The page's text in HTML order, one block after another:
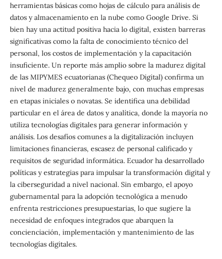
herramientas básicas como hojas de cálculo para análisis de
datos y almacenamiento en la nube como Google Drive. Si
bien hay una actitud positiva hacia lo digital, existen barreras
significativas como la falta de conocimiento técnico del
personal, los costos de implementación y la capacitación
insuficiente. Un reporte más amplio sobre la madurez digital
de las MIPYMES ecuatorianas (Chequeo Digital) confirma un
nivel de madurez generalmente bajo, con muchas empresas
en etapas iniciales o novatas. Se identifica una debilidad
particular en el área de datos y analítica, donde la mayoría no
utiliza tecnologías digitales para generar información y
análisis. Los desafíos comunes a la digitalización incluyen
limitaciones financieras, escasez de personal calificado y
requisitos de seguridad informática. Ecuador ha desarrollado
políticas y estrategias para impulsar la transformación digital y
la ciberseguridad a nivel nacional. Sin embargo, el apoyo
gubernamental para la adopción tecnológica a menudo
enfrenta restricciones presupuestarias, lo que sugiere la
necesidad de enfoques integrados que abarquen la
concienciación, implementación y mantenimiento de las
tecnologías digitales.